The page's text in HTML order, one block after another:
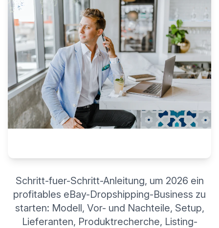
Schritt-fuer-Schritt-Anleitung, um 2026 ein
profitables eBay-Dropshipping-Business zu
starten: Modell, Vor- und Nachteile, Setup,
Lieferanten, Produktrecherche, Listing-